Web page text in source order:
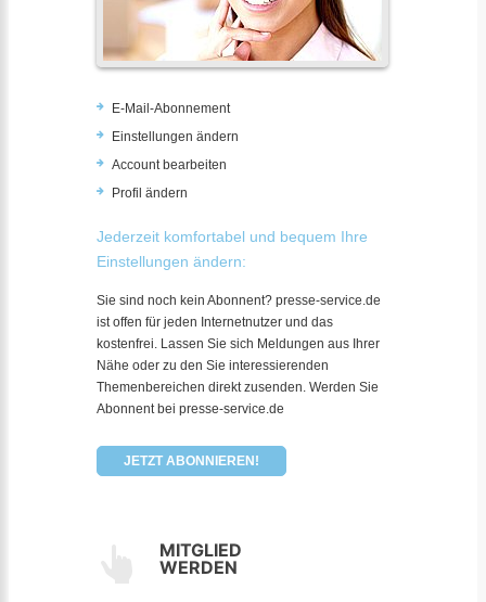
E-Mail-Abonnement
Einstellungen ändern
Account bearbeiten
Profil ändern
Jederzeit komfortabel und bequem Ihre
Einstellungen ändern:
Sie sind noch kein Abonnent? presse-service.de
ist offen für jeden Internetnutzer und das
kostenfrei. Lassen Sie sich Meldungen aus Ihrer
Nähe oder zu den Sie interessierenden
Themenbereichen direkt zusenden. Werden Sie
Abonnent bei presse-service.de
JETZT ABONNIEREN!
MITGLIED
WERDEN